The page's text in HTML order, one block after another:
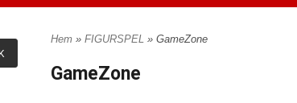
Hem » FIGURSPEL » GameZone
GameZone